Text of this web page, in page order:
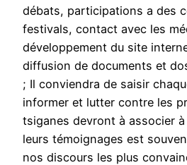
débats, participations a des
festivals, contact avec les
développement du site
diffusion de documents et
; Il conviendra de saisir
informer et lutter contre les
tsiganes devront à associer
leurs témoignages est
nos discours les plus